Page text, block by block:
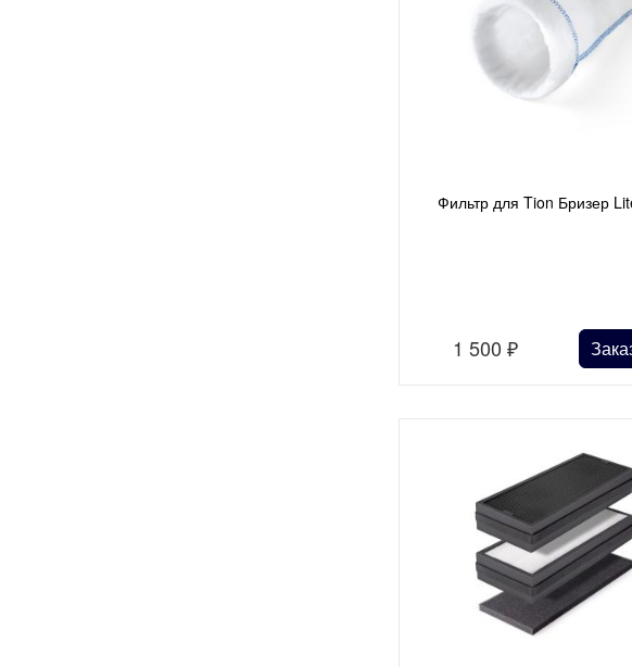
Фильтр для Tion Бризер
1 500 ₽